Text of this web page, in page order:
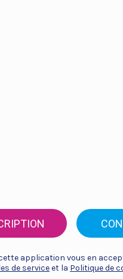
application vous en
de serviceet la Politique de